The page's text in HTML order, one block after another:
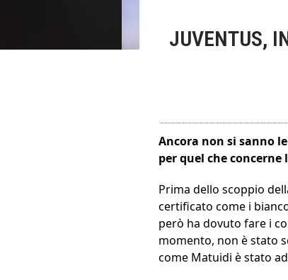
JUVENTUS,
Ancora non si sanno
per quel che concerne
Prima dello scoppio
certificato come i
però ha dovuto fare i
momento, non è stato
come Matuidi è stato